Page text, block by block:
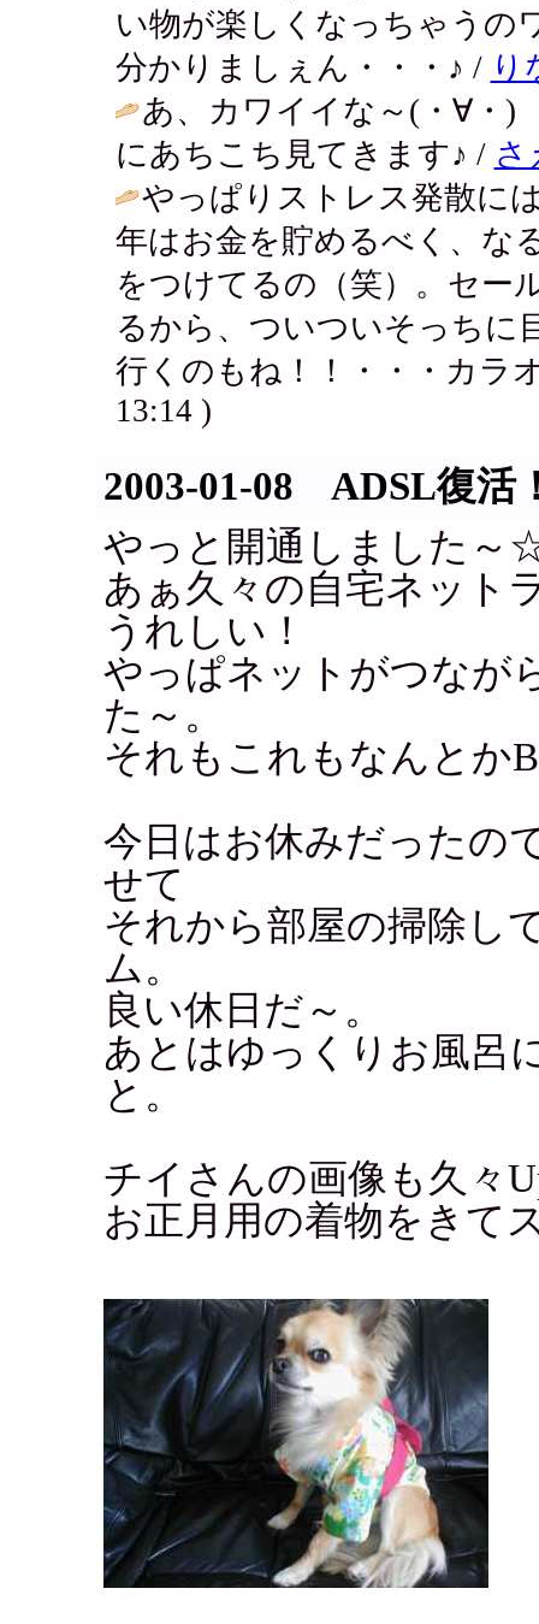
い物が楽しくなっちゃうの
分かりましぇん・・・♪ /
あ、カワイイな～(・∀・
にあちこち見てきます♪ / さ
やっぱりストレス発散に
年はお金を貯めるべく、な
をつけてるの（笑）。セー
るから、ついついそっちに
行くのもね！！・・・カラ
13:14 )
2003-01-08 ADSL復活
やっと開通しました～
あぁ久々の自宅ネット
うれしい！
やっぱネットがつなが
た～。
それもこれもなんとか
今日はお休みだったの
せて
それから部屋の掃除し
ム。
良い休日だ～。
あとはゆっくりお風呂
と。
チイさんの画像も久々
お正月用の着物をきて